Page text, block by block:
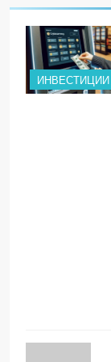
ИНВЕСТИЦИИ